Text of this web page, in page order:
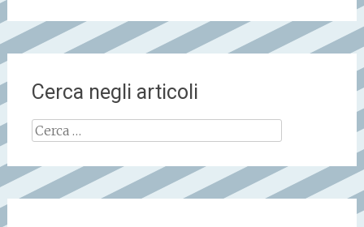
Cerca negli articoli
Ricerca